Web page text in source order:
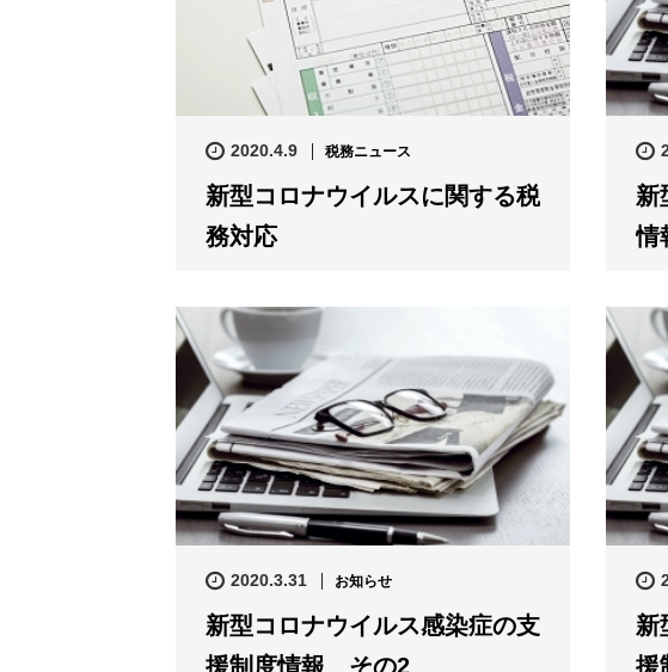
2020.4.9 税務ニュース
新型コロナウイルスに関する税
務対応
新
情
2020.3.31 お知らせ
新型コロナウイルス感染症の支
援制度情報 その2
新
援